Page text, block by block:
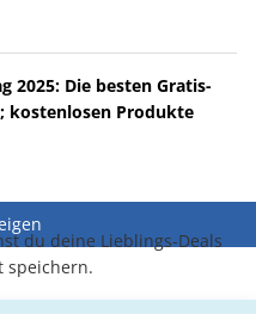
2025: Die besten Gratis-
kostenlosen Produkte
du deine Lieblings-Deals
speichern.